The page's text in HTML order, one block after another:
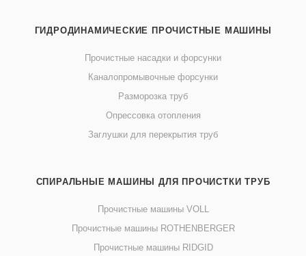
ГИДРОДИНАМИЧЕСКИЕ ПРОЧИСТНЫЕ МАШИНЫ
Прочистные насадки и форсунки
Каналопромывочные форсунки
Разморозка труб
Опрессовка отопления
Заглушки для перекрытия труб
СПИРАЛЬНЫЕ МАШИНЫ ДЛЯ ПРОЧИСТКИ ТРУБ
Прочистные машины VOLL
Прочистные машины ROTHENBERGER
Прочистные машины RIDGID